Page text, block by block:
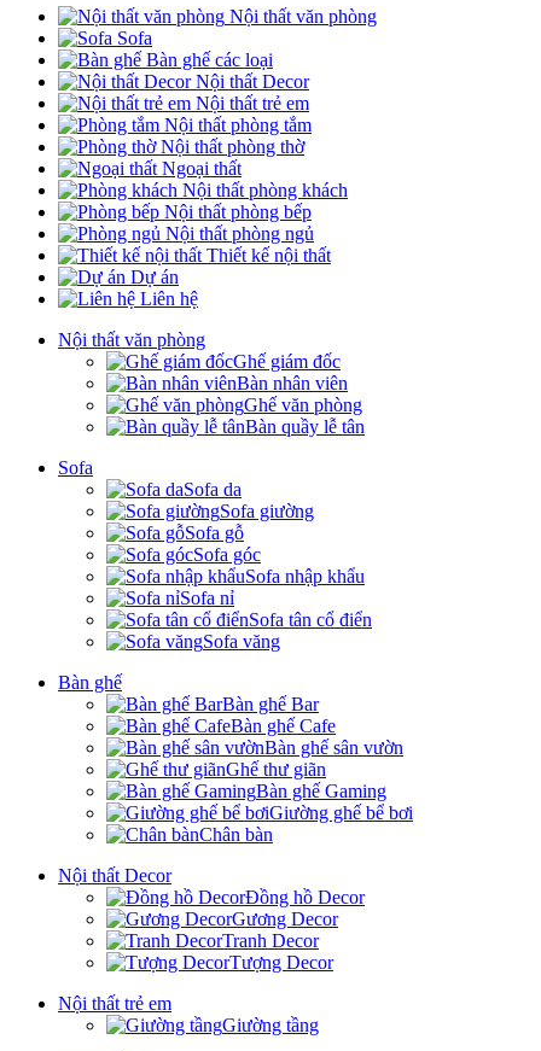
Nội thất văn phòng
Sofa
Bàn ghế các loại
Nội thất Decor
Nội thất trẻ em
Nội thất phòng tắm
Nội thất phòng thờ
Ngoại thất
Nội thất phòng khách
Nội thất phòng bếp
Nội thất phòng ngủ
Thiết kế nội thất
Dự án
Liên hệ
Nội thất văn phòng
Ghế giám đốc
Bàn nhân viên
Ghế văn phòng
Bàn quầy lễ tân
Sofa
Sofa da
Sofa giường
Sofa gỗ
Sofa góc
Sofa nhập khẩu
Sofa nỉ
Sofa tân cổ điển
Sofa văng
Bàn ghế
Bàn ghế Bar
Bàn ghế Cafe
Bàn ghế sân vườn
Ghế thư giãn
Bàn ghế Gaming
Giường ghế bể bơi
Chân bàn
Nội thất Decor
Đồng hồ Decor
Gương Decor
Tranh Decor
Tượng Decor
Nội thất trẻ em
Giường tầng